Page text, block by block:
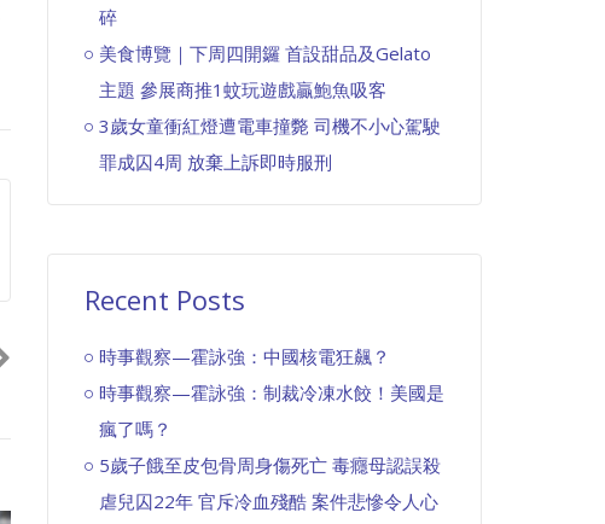
碎
美食博覽｜下周四開鑼 首設甜品及Gelato
主題 參展商推1蚊玩遊戲贏鮑魚吸客
3歲女童衝紅燈遭電車撞斃 司機不小心駕駛
罪成囚4周 放棄上訴即時服刑
Recent Posts
時事觀察—霍詠強：中國核電狂飆？
時事觀察—霍詠強：制裁冷凍水餃！美國是
瘋了嗎？
5歲子餓至皮包骨周身傷死亡 毒癮母認誤殺
虐兒囚22年 官斥冷血殘酷 案件悲慘令人心